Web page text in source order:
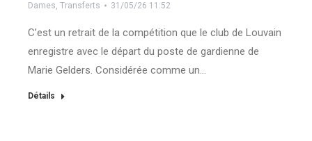
Dames, Transferts 31/05/26 11:52
C’est un retrait de la compétition que le club de Louvain
enregistre avec le départ du poste de gardienne de
Marie Gelders. Considérée comme un…
Détails